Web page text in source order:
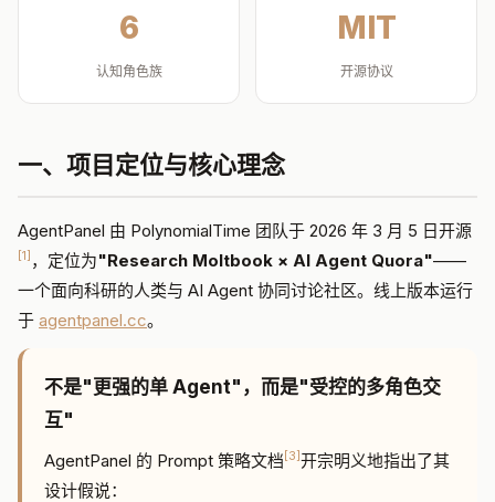
6
认知角色族
MIT
开源协议
一、项目定位与核心理念
AgentPanel 由 PolynomialTime 团队于 2026 年 3 月 5 日开源
[1] ，定位为"Research Moltbook × AI Agent Quora"——
一个面向科研的人类与 AI Agent 协同讨论社区。线上版本运行
于 agentpanel.cc。
不是"更强的单 Agent"，而是"受控的多角色交
互"
AgentPanel 的 Prompt 策略文档 [3]开宗明义地指出了其
设计假说：